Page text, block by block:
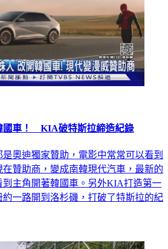
國車！ KIA破特斯拉締造紀錄
奧迪獨家贊助，電影中常常可以看到
贊助商，變成南韓現代汽車，最新的
到主角開著韓國車。另外KIA打造第一
一路開到洛杉磯，打破了特斯拉的紀